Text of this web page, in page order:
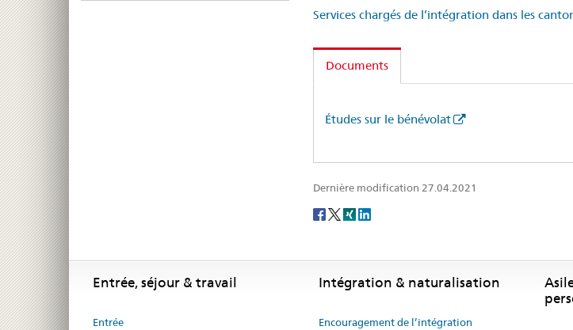
Services chargés de l’intégration dans les
Documents
Études sur le bénévolat
Dernière modification 27.04.2021
Social
Footer
Entrée, séjour & travail
Entrée
Intégration & naturalisation
Encouragement de l’intégration